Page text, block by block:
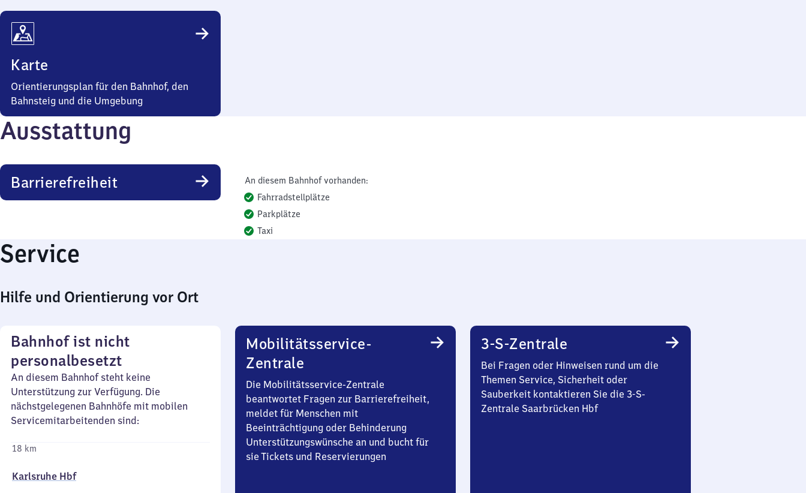
Karte
Orientierungsplan für den Bahnhof, den
Bahnsteig und die Umgebung
Ausstattung
Barrierefreiheit
An diesem Bahnhof vorhanden:
Fahrradstellplätze
Parkplätze
Taxi
Service
Hilfe und Orientierung vor Ort
Bahnhof ist nicht
personalbesetzt
An diesem Bahnhof steht keine
Unterstützung zur Verfügung. Die
nächstgelegenen Bahnhöfe mit mobilen
Servicemitarbeitenden sind:
18 km
Karlsruhe Hbf
Mobilitätsservice-
Zentrale
Die Mobilitätsservice-Zentrale
beantwortet Fragen zur Barrierefreiheit,
meldet für Menschen mit
Beeinträchtigung oder Behinderung
Unterstützungswünsche an und bucht für
sie Tickets und Reservierungen
3-S-Zentrale
Bei Fragen oder Hinweisen rund um die
Themen Service, Sicherheit oder
Sauberkeit kontaktieren Sie die 3-S-
Zentrale Saarbrücken Hbf